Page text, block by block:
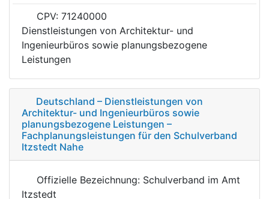
CPV: 71240000
Dienstleistungen von Architektur- und
Ingenieurbüros sowie planungsbezogene
Leistungen
Deutschland – Dienstleistungen von
Architektur- und Ingenieurbüros sowie
planungsbezogene Leistungen –
Fachplanungsleistungen für den Schulverband
Itzstedt Nahe
Offizielle Bezeichnung: Schulverband im Amt
Itzstedt